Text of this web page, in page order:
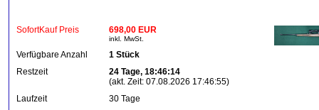
SofortKauf Preis 698,00 EUR
inkl. MwSt.
Verfügbare Anzahl
1 Stück
Restzeit
24 Tage, 18:46:14
(akt. Zeit: 07.08.2026 17:46:55)
Laufzeit
30 Tage